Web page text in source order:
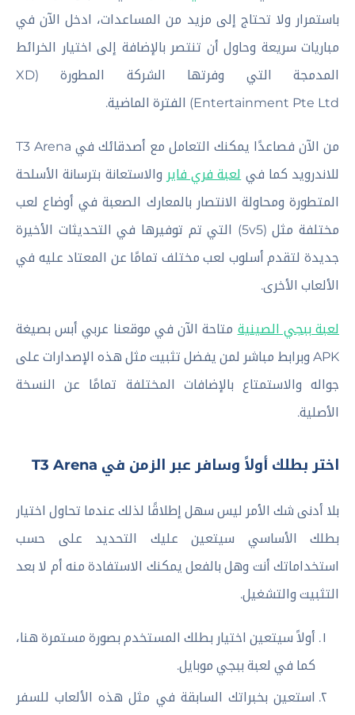
باستمرار ولا تحتاج إلى مزيد من المساعدات، ادخل الآن في
مباريات سريعة وحاول أن تنتصر بالإضافة إلى اختيار الخرائط
المدمجة التي وفرتها الشركة المطورة (XD
Entertainment Pte Ltd) الفترة الماضية.
من الآن فصاعدًا يمكنك التعامل مع أصدقائك في T3 Arena
للاندرويد كما في لعبة فري فاير والاستعانة بترسانة الأسلحة
المتطورة ومحاولة الانتصار بالمعارك الصعبة في أوضاع لعب
مختلفة مثل (5v5) التي تم توفيرها في التحديثات الأخيرة
جديدة لتقدم أسلوب لعب مختلف تمامًا عن المعتاد عليه في
الألعاب الأخرى.
لعبة ببجي الصينية متاحة الآن في موقعنا عربي أبس بصيغة
APK وبرابط مباشر لمن يفضل تثبيت مثل هذه الإصدارات على
جواله والاستمتاع بالإضافات المختلفة تمامًا عن النسخة
الأصلية.
اختر بطلك أولاً وسافر عبر الزمن في T3 Arena
بلا أدنى شك الأمر ليس سهل إطلاقًا لذلك عندما تحاول اختيار
بطلك الأساسي سيتعين عليك التحديد على حسب
استخداماتك أنت وهل بالفعل يمكنك الاستفادة منه أم لا بعد
التثبيت والتشغيل.
أولاً سيتعين اختيار بطلك المستخدم بصورة مستمرة هنا،
كما في لعبة ببجي موبايل.
استعين بخبراتك السابقة في مثل هذه الألعاب للسفر